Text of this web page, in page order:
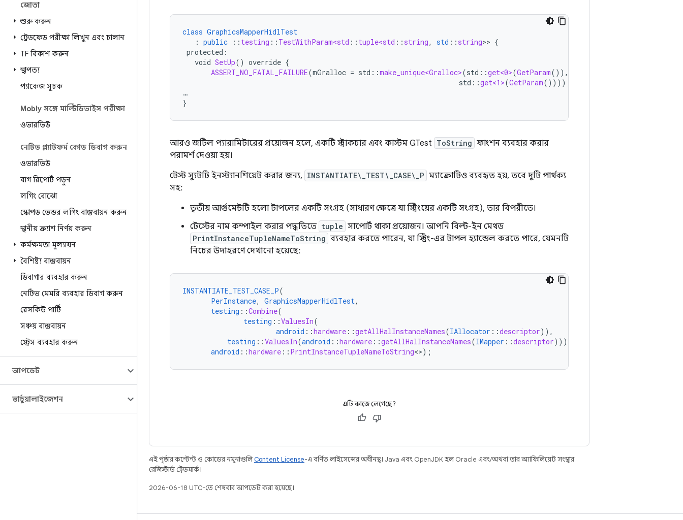
জোতা
শুরু করুন
ট্রেডফেড পরীক্ষা লিখুন এবং চালান
TF বিকাশ করুন
স্থাপত্য
প্যাকেজ সূচক
Mobly সঙ্গে মাল্টিডিভাইস পরীক্ষা
ওভারভিউ
নেটিভ প্ল্যাটফর্ম কোড ডিবাগ করুন
ওভারভিউ
বাগ রিপোর্ট পড়ুন
লগিং বোঝো
স্কোপড ভেন্ডর লগিং বাস্তবায়ন করুন
স্থানীয় ক্র্যাশ নির্ণয় করুন
কর্মক্ষমতা মূল্যায়ন
বৈশিষ্ট্য বাস্তবায়ন
ডিবাগার ব্যবহার করুন
নেটিভ মেমরি ব্যবহার ডিবাগ করুন
রেসকিউ পার্টি
সঞ্চয় বাস্তবায়ন
স্ট্রেস ব্যবহার করুন
আপডেট
ভার্চুয়ালাইজেশন
class GraphicsMapperHidlTest
: public :: testing :: TestWithParam<std :: tuple<std :: string, std :: string>> {
protected :
void SetUp() override {
ASSERT_NO_FATAL_FAILURE(mGralloc = std ::make_unique<Gralloc>(std ::get<0>(GetParam()),
std ::get<1>(GetParam())));
…
}
আরও জটিল প্যারামিটারের প্রয়োজন হলে, একটি স্ট্রাকচার এবং কাস্টম GTest ToString ফাংশন ব্যবহার করার
পরামর্শ দেওয়া হয়।
টেস্ট স্যুটটি ইনস্ট্যানশিয়েট করার জন্য, INSTANTIATE\_TEST\_CASE\_P ম্যাক্রোটিও ব্যবহৃত হয়, তবে দুটি পার্থক্য
সহ:
তৃতীয় আর্গুমেন্টটি হলো টাপলের একটি সংগ্রহ (সাধারণ ক্ষেত্রে যা স্ট্রিংয়ের একটি সংগ্রহ), তার বিপরীতে।
টেস্টের নাম কম্পাইল করার পদ্ধতিতে tuple সাপোর্ট থাকা প্রয়োজন। আপনি বিল্ট-ইন মেথড
PrintInstanceTupleNameToString ব্যবহার করতে পারেন, যা স্ট্রিং-এর টাপল হ্যান্ডেল করতে পারে, যেমনটি
নিচের উদাহরণে দেখানো হয়েছে:
INSTANTIATE_TEST_CASE_P(
PerInstance, GraphicsMapperHidlTest,
testing ::Combine(
testing ::ValuesIn(
android ::hardware ::getAllHalInstanceNames(IAllocator ::descriptor)),
testing ::ValuesIn(android ::hardware ::getAllHalInstanceNames(IMapper ::descriptor))),
android ::hardware :: PrintInstanceTupleNameToString<>);
এটি কাজে লেগেছে?
এই পৃষ্ঠার কন্টেন্ট ও কোডের নমুনাগুলিContent License-এ বর্ণিত লাইসেন্সের অধীনস্থ। Java এবং OpenJDK হল Oracle এবং/অথবা তার অ্যাফিলিয়েট সংস্থার
রেজিস্টার্ড ট্রেডমার্ক।
2026-06-18 UTC-তে শেষবার আপডেট করা হয়েছে।